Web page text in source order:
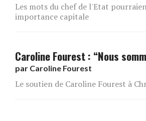
Les mots du chef de l'Etat
importance capitale
Caroline Fourest : “Nous
par Caroline Fourest
Le soutien de Caroline Fourest à